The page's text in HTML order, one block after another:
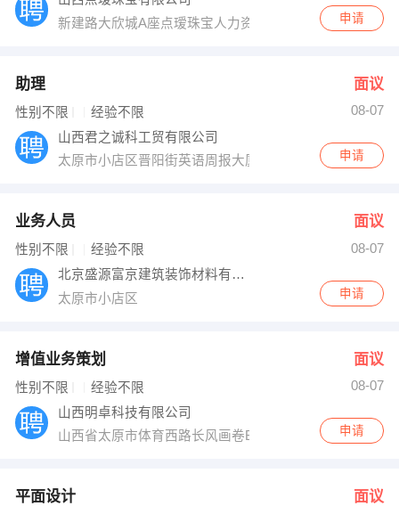
新建路大欣城A座点瑷珠宝人力资源部
申请
助理 面议
性别不限 经验不限
08-07
山西君之诚科工贸有限公司
太原市小店区晋阳街英语周报大厦
申请
业务人员 面议
性别不限 经验不限
08-07
北京盛源富京建筑装饰材料有限公司
太原市小店区
申请
增值业务策划 面议
性别不限 经验不限
08-07
山西明卓科技有限公司
山西省太原市体育西路长风画卷B栋601室
申请
平面设计 面议